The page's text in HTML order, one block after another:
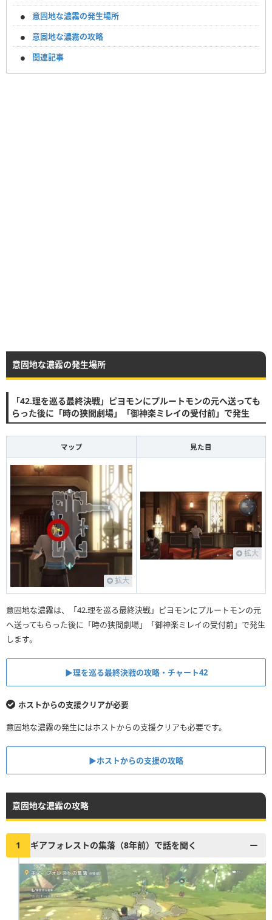
意固地な濃霧の発生場所
意固地な濃霧の攻略
関連記事
意固地な濃霧の発生場所
「42.理を巡る最終決戦」ピヨモンにプルートモンの元へ送っても
らった後に「時の狭間劇場」「御神楽ミレイの受付前」で発生
マップ 見た目
拡大
拡大
意固地な濃霧は、「42.理を巡る最終決戦」ピヨモンにプルートモンの元
へ送ってもらった後に「時の狭間劇場」「御神楽ミレイの受付前」で発生
します。
▶︎理を巡る最終決戦の攻略・チャート42
ホストからの支援クリアが必要
意固地な濃霧の発生にはホストからの支援クリアも必要です。
▶︎ホストからの支援の攻略
意固地な濃霧の攻略
1 ギアフォレストの集落（8年前）で話を聞く